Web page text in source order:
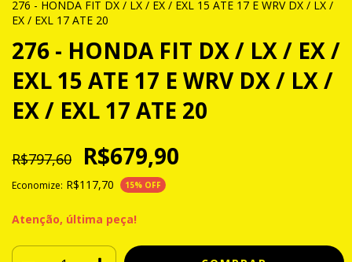
276 - HONDA FIT DX / LX / EX / EXL 15 ATE 17 E WRV DX / LX /
EX / EXL 17 ATE 20
276 - HONDA FIT DX / LX / EX /
EXL 15 ATE 17 E WRV DX / LX /
EX / EXL 17 ATE 20
R$797,60 R$679,90
Economize: R$117,70 15% OFF
Atenção, última peça!